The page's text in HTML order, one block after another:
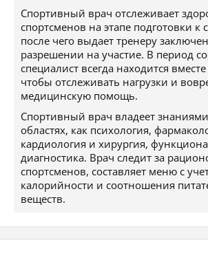
Спортивный врач отслеживает
спортсменов на этапе подготовки к
после чего выдает тренеру
разрешении на участие. В период
специалист всегда находится
чтобы отслеживать нагрузки и
медицинскую помощь.
Спортивный врач владеет
областях, как психология,
кардиология и хирургия,
диагностика. Врач следит за
спортсменов, составляет меню с
калорийности и соотношения
веществ.